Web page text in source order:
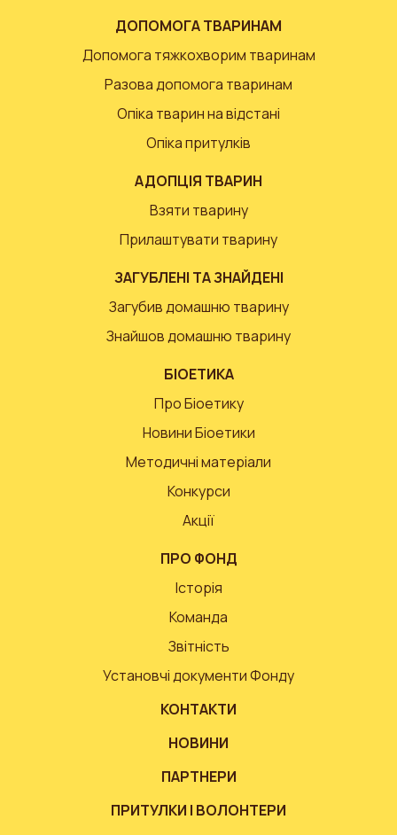
ДОПОМОГА ТВАРИНАМ
Допомога тяжкохворим тваринам
Разова допомога тваринам
Опіка тварин на відстані
Опіка притулків
АДОПЦІЯ ТВАРИН
Взяти тварину
Прилаштувати тварину
ЗАГУБЛЕНІ ТА ЗНАЙДЕНІ
Загубив домашню тварину
Знайшов домашню тварину
БІОЕТИКА
Про Біоетику
Новини Біоетики
Методичні матеріали
Конкурси
Акції
ПРО ФОНД
Історія
Команда
Звітність
Установчі документи Фонду
КОНТАКТИ
НОВИНИ
ПАРТНЕРИ
ПРИТУЛКИ І ВОЛОНТЕРИ